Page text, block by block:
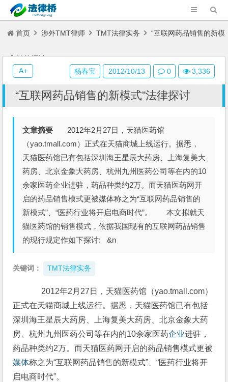
首页 涉外TMT律师 TMT法律实务 “互联网药品销售的新模
式”法律探讨
“互联网药品销售的新模式”法律探讨
文章摘要 2012年2月27日，天猫医药馆
（yao.tmall.com）正式在天猫商城上线运行。据悉，
天猫医药馆已有包括深圳海王星辰大药房、上海复美大
药房、北京金象大药房、杭州九州医药公司等在内的10
余家医药企业进驻，药品种类约2万。而天猫医药网开
启的药品销售模式更被媒体称之为“互联网药品销售的
新模式”、“医药行业将开启电商时代”。 本文拟就天
猫医药馆的销售模式，依据我国现有的互联网药品销售
的现行规定作如下探讨: &n
关键词： TMT法律实务
2012年2月27日，天猫医药馆（yao.tmall.com）
正式在天猫商城上线运行。据悉，天猫医药馆已有包括
深圳海王星辰大药房、上海复美大药房、北京金象大药
房、杭州九州医药公司等在内的10余家医药企业进驻，
药品种类约2万。而天猫医药网开启的药品销售模式更被
媒体称之为“互联网药品销售的新模式”、“医药行业将开
启电商时代”。
杨春宝 2012/10/13 0 3,336
A+